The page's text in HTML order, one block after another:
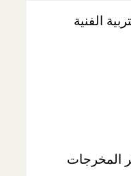
الفنية
المخرجات